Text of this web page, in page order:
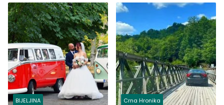
BIJELJINA Crna Hronika